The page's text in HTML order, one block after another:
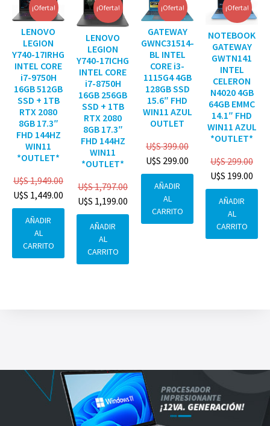
¡Oferta!
LENOVO
LEGION
Y740-17IRHG
INTEL CORE
i7-9750H
16GB 512GB
SSD + 1TB
RTX 2080
8GB 17.3″
FHD 144HZ
WIN11
*OUTLET*
U$S1,949.00
U$S 1,449.00
AÑADIR
AL
CARRITO
¡Oferta!
LENOVO
LEGION
Y740-17ICHG
INTEL CORE
i7-8750H
16GB 256GB
SSD + 1TB
RTX 2080
8GB 17.3″
FHD 144HZ
WIN11
*OUTLET*
U$S1,797.00
U$S 1,199.00
AÑADIR
AL
CARRITO
¡Oferta!
GATEWAY
GWNC31514-
BL INTEL
CORE i3-
1115G4 4GB
128GB SSD
15.6″ FHD
WIN11 AZUL
OUTLET
U$S399.00
U$S 299.00
AÑADIR
AL
CARRITO
¡Oferta!
NOTEBOOK
GATEWAY
GWTN141
INTEL
CELERON
N4020 4GB
64GB EMMC
14.1″ FHD
WIN11 AZUL
*OUTLET*
U$S299.00
U$S 199.00
AÑADIR
AL
CARRITO